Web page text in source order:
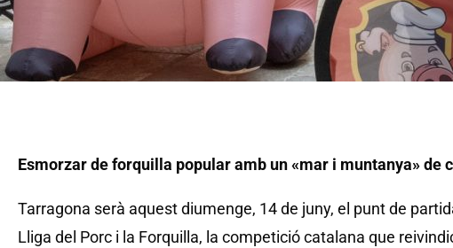
Esmorzar de forquilla popular amb un «mar i muntanya» de
Tarragona serà aquest diumenge, 14 de juny, el punt de
Lliga del Porc i la Forquilla, la competició catalana que